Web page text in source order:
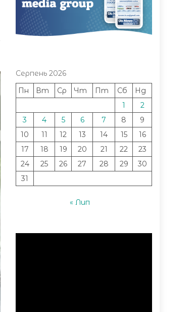
Серпень 2026
Пн
Вт Ср Чт Пт Сб
Нд
1
2
3
4 5 6 7 8
9
10
11 12 13 14 15
16
17
18 19 20 21 22
23
24
25 26 27 28 29
30
31
« Лип